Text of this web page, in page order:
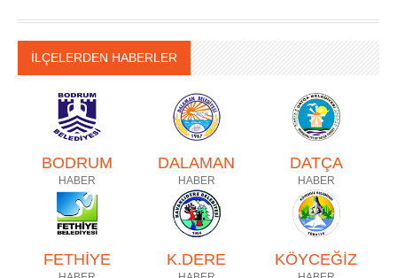
İLÇELERDEN HABERLER
BODRUM
HABER
DALAMAN
HABER
DATÇA
HABER
FETHİYE K.DERE KÖYCEĞİZ